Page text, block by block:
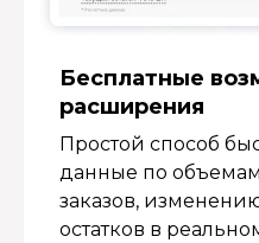
Бесплатные
расширения
Простой способ
данные по
заказов,
остатков в